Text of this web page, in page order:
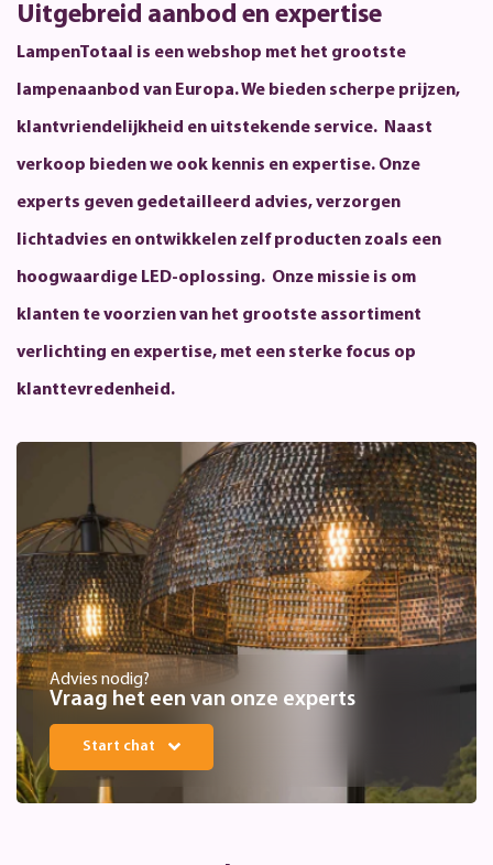
Uitgebreid aanbod en expertise
LampenTotaal is een webshop met het grootste
lampenaanbod van Europa. We bieden scherpe prijzen,
klantvriendelijkheid en uitstekende service. Naast
verkoop bieden we ook kennis en expertise. Onze
experts geven gedetailleerd advies, verzorgen
lichtadvies en ontwikkelen zelf producten zoals een
hoogwaardige LED-oplossing. Onze missie is om
klanten te voorzien van het grootste assortiment
verlichting en expertise, met een sterke focus op
klanttevredenheid.
Advies nodig?
Vraag het een van onze experts
Start chat